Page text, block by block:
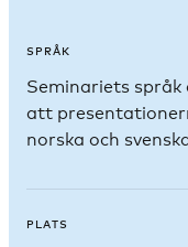
SPRÅK
Seminariets språk
att
norska och
PLATS